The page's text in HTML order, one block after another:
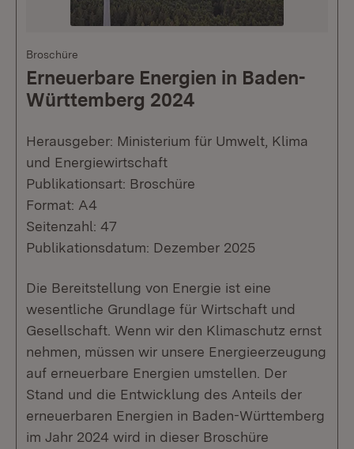
Broschüre
Erneuerbare Energien in Baden-
Württemberg 2024
Herausgeber: Ministerium für Umwelt, Klima
und Energiewirtschaft
Publikationsart: Broschüre
Format: A4
Seitenzahl: 47
Publikationsdatum: Dezember 2025
Die Bereitstellung von Energie ist eine
wesentliche Grundlage für Wirtschaft und
Gesellschaft. Wenn wir den Klimaschutz ernst
nehmen, müssen wir unsere Energieerzeugung
auf erneuerbare Energien umstellen. Der
Stand und die Entwicklung des Anteils der
erneuerbaren Energien in Baden-Württemberg
im Jahr 2024 wird in dieser Broschüre